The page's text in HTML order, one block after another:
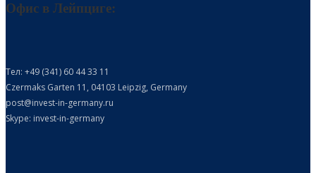
Офис в Лейпциге:
Тел: +49 (341) 60 44 33 11
Czermaks Garten 11, 04103 Leipzig, Germany
post@invest-in-germany.ru
Skype: invest-in-germany